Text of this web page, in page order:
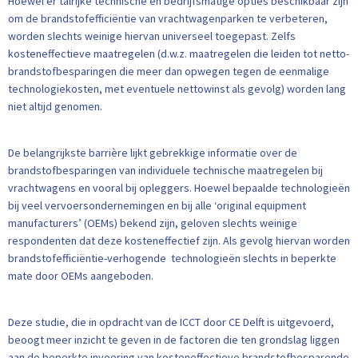
om de brandstofefficiëntie van vrachtwagenparken te verbeteren,
worden slechts weinige hiervan universeel toegepast. Zelfs
kosteneffectieve maatregelen (d.w.z. maatregelen die leiden tot netto-
brandstofbesparingen die meer dan opwegen tegen de eenmalige
technologiekosten, met eventuele nettowinst als gevolg) worden lang
niet altijd genomen.
De belangrijkste barrière lijkt gebrekkige informatie over de
brandstofbesparingen van individuele technische maatregelen bij
vrachtwagens en vooral bij opleggers. Hoewel bepaalde technologieën
bij veel vervoersondernemingen en bij alle ‘original equipment
manufacturers’ (OEMs) bekend zijn, geloven slechts weinige
respondenten dat deze kosteneffectief zijn. Als gevolg hiervan worden
brandstofefficiëntie-verhogende technologieën slechts in beperkte
mate door OEMs aangeboden.
Deze studie, die in opdracht van de ICCT door CE Delft is uitgevoerd,
beoogt meer inzicht te geven in de factoren die ten grondslag liggen